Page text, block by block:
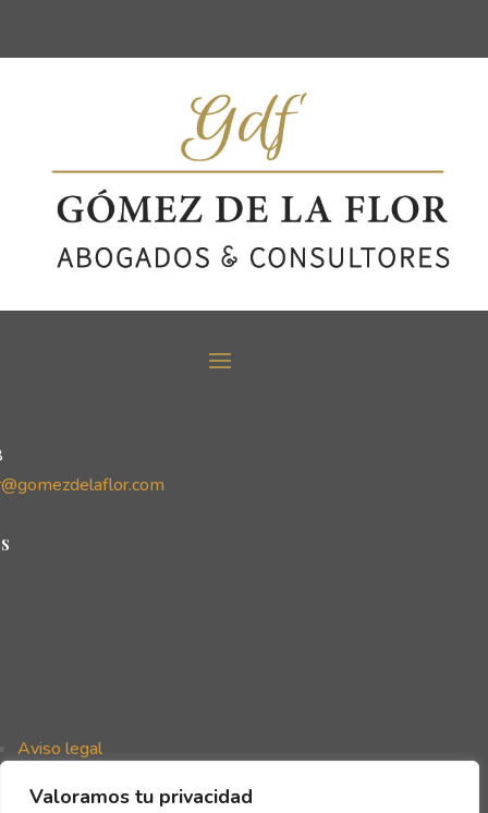
Valoramos tu privacidad
Aviso legal
Política de cookies